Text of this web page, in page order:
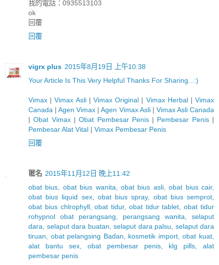
我的電話：0935513103
ok
回覆
回覆
vigrx plus 2015年8月19日 上午10:38
YourArticle Is This Very Helpful Thanks For Sharing :)
Vimax |Vimax Asli| Vimax Original | Vimax Herbal|Vimax
Canada |Agen Vimax |Agen Vimax Asli| Vimax Asli Canada
|Obat Vimax|Obat Pembesar Penis| Pembesar Penis|
Pembesar Alat Vital | Vimax Pembesar Penis
回覆
匿名 2015年11月12日 晚上11:42
obat bius, obat bius wanita, obat bius asli, obat bius cair,
obat bius liquid sex, obat bius spray, obat bius semprot,
obat bius chlrophyll, obat tidur, obat tidur tablet, obat tidur
rohypnol obat perangsang, perangsang wanita, selaput
dara, selaput dara buatan, selaput dara palsu, selaput dara
tiruan, obat pelangsing Badan, kosmetik import, obat kuat,
alat bantu sex, obat pembesar penis, klg pills, alat
pembesar penis